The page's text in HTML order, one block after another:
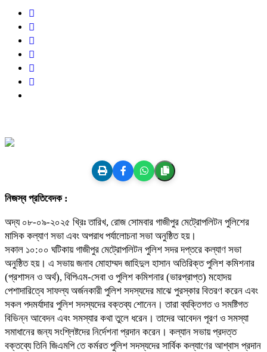
নিজস্ব প্রতিবেদক :
অদ্য ০৮-০৯-২০২৫ খ্রিঃ তারিখ, রোজ সোমবার গাজীপুর মেট্রোপলিটন পুলিশের
মাসিক কল্যাণ সভা এবং অপরাধ পর্যালোচনা সভা অনুষ্ঠিত হয়।
সকাল ১০:০০ ঘটিকায় গাজীপুর মেট্রোপলিটন পুলিশ সদর দপ্তরে কল্যাণ সভা
অনুষ্ঠিত হয়। এ সভায় জনাব মোহাম্মদ জাহিদুল হাসান অতিরিক্ত পুলিশ কমিশনার
(প্রশাসন ও অর্থ), বিপিএম-সেবা ও পুলিশ কমিশনার (ভারপ্রাপ্ত) মহোদয়
পেশাদারিত্বে সাফল্য অর্জনকারী পুলিশ সদস্যদের মাঝে পুরস্কার বিতরণ করেন এবং
সকল পদমর্যাদার পুলিশ সদস্যদের বক্তব্য শোনেন। তারা ব্যক্তিগত ও সমষ্টিগত
বিভিন্ন আবেদন এবং সমস্যার কথা তুলে ধরেন। তাদের আবেদন পূরণ ও সমস্যা
সমাধানের জন্য সংশ্লিষ্টদের নির্দেশনা প্রদান করেন। কল্যান সভায় প্রদত্ত
বক্তব্যে তিনি জিএমপি তে কর্মরত পুলিশ সদস্যদের সার্বিক কল্যাণের আশ্বাস প্রদান